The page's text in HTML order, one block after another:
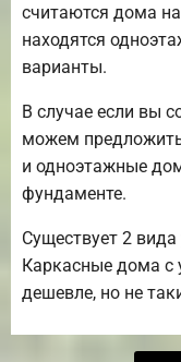
считаются дома
находятся
варианты.
В случае если вы
можем
и одноэтажные
фундаменте.
Существует 2
Каркасные дома с
дешевле, но не